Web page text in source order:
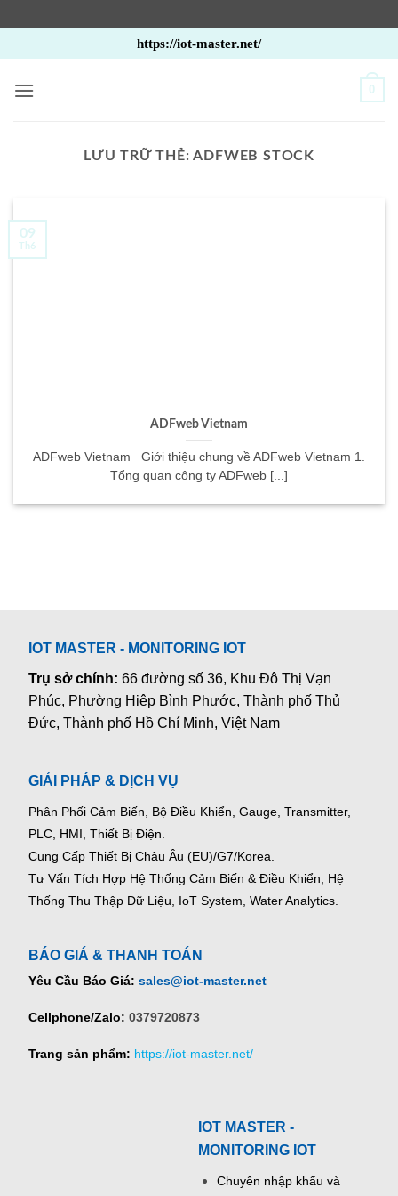
qua
nội
https://iot-master.net/
0
LƯU TRỮ THẺ:ADFWEB STOCK
ADFweb Vietnam
ADFweb Vietnam Giới thiệu chung về ADFweb Vietnam 1.
Tổng quan công ty ADFweb [...]
09
Th6
IOT MASTER - MONITORING IOT
Trụ sở chính:66 đường số 36, Khu Đô Thị Vạn
Phúc, Phường Hiệp Bình Phước, Thành phố Thủ
Đức, Thành phố Hồ Chí Minh, Việt Nam
GIẢI PHÁP & DỊCH VỤ
Phân Phối Cảm Biến, Bộ Điều Khiển, Gauge, Transmitter,
PLC, HMI, Thiết Bị Điện.
Cung Cấp Thiết Bị Châu Âu (EU)/G7/Korea.
Tư Vấn Tích Hợp Hệ Thống Cảm Biến & Điều Khiển, Hệ
Thống Thu Thập Dữ Liệu, IoT System, Water Analytics.
BÁO GIÁ & THANH TOÁN
Yêu Cầu Báo Giá: sales@iot-master.net
Cellphone/Zalo: 0379720873
Trang sản phẩm: https://iot-master.net/
IOT MASTER -
MONITORING IOT
Chuyên nhập khẩu và